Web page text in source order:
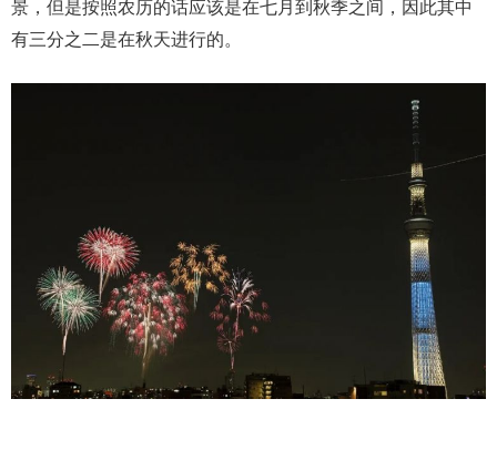
景，但是按照农历的话应该是在七月到秋季之间，因此其中
有三分之二是在秋天进行的。